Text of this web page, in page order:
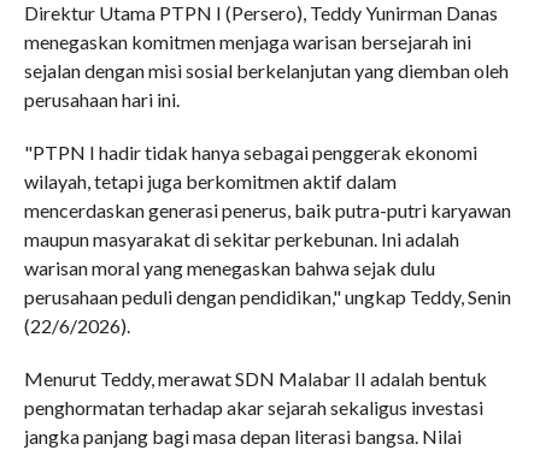
Direktur Utama PTPN I (Persero), Teddy Yunirman Danas
menegaskan komitmen menjaga warisan bersejarah ini
sejalan dengan misi sosial berkelanjutan yang diemban oleh
perusahaan hari ini.
"PTPN I hadir tidak hanya sebagai penggerak ekonomi
wilayah, tetapi juga berkomitmen aktif dalam
mencerdaskan generasi penerus, baik putra-putri karyawan
maupun masyarakat di sekitar perkebunan. Ini adalah
warisan moral yang menegaskan bahwa sejak dulu
perusahaan peduli dengan pendidikan," ungkap Teddy, Senin
(22/6/2026).
Menurut Teddy, merawat SDN Malabar II adalah bentuk
penghormatan terhadap akar sejarah sekaligus investasi
jangka panjang bagi masa depan literasi bangsa. Nilai